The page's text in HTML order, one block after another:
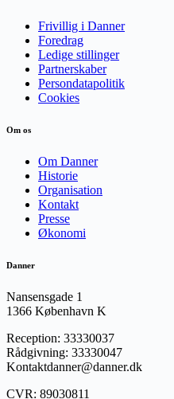
Frivillig i Danner
Foredrag
Ledige stillinger
Partnerskaber
Persondatapolitik
Cookies
Om os
Om Danner
Historie
Organisation
Kontakt
Presse
Økonomi
Danner
Nansensgade 1
1366 København K
Reception: 33330037
Rådgivning: 33330047
Kontaktdanner@danner.dk
CVR: 89030811